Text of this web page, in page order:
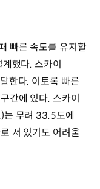
빠른 속도를 유지할
했다. 스카이
한다. 이토록 빠른
간에 있다. 스카이
는 무려 33.5도에
서 있기도 어려울